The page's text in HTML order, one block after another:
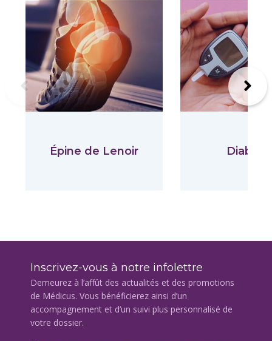
Épine de Lenoir Diabète
Previous
Inscrivez-vous à notre infolettre
Demeurez à l’affût des actualités et des promotions
de Médicus. Vous bénéficierez ainsi d’un
accompagnement et d’un suivi plus personnalisé de
votre dossier.